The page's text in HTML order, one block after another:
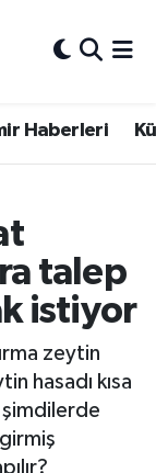
Haberleri
talep
istiyor
zeytin
hasadı kısa